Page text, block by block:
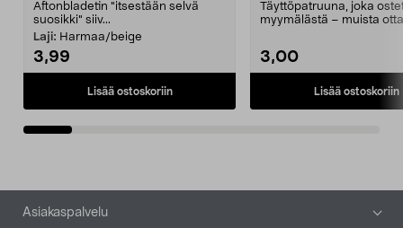
Aftonbladetin "itsestään selvä
suosikki" siiv...
Laji: Harmaa/beige
3,99
Lisää ostoskoriin
Täyttöpatruuna, joka
myymälästä – muista
3,00
Lisää ostoskoriin
Alatunniste
Asiakaspalvelu